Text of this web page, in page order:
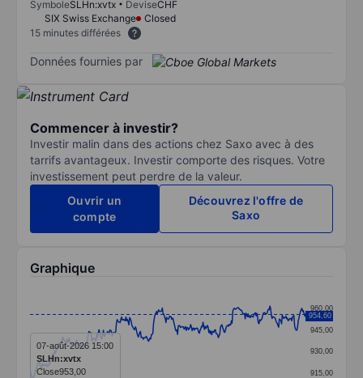
SymboleSLHn:xvtx DeviseCHF
SIX Swiss Exchange
Closed
15 minutes différées
Données fournies par
Commencer à investir?
Investir malin dans des actions chez Saxo avec à des
tarrifs avantageux. Investir comporte des risques. Votre
investissement peut perdre de la valeur.
Ouvrir un
compte
Découvrez l'offre de
Saxo
Graphique
Line chart with 381 data points.
The chart has 1 X axis displaying categories.
The chart has 1 Y axis displaying values. Data915,00
930,00
945,00
960,00
954,60
07-août-2026 15:00
SLHn:xvtx
Close953,00